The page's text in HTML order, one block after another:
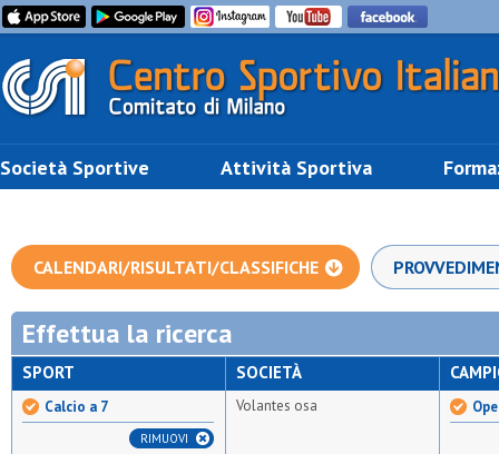
Società Sportive Attività Sportiva
CALENDARI/RISULTATI/CLASSIFICHE
Effettua la ricerca
SPORT
Calcio a 7
RIMUOVI
SOCIETÀ
Volantes osa